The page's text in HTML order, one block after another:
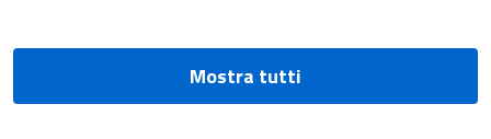
Mostra tutti